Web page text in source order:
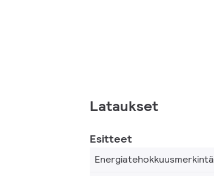
Lataukset
Esitteet
Energiatehokkuusmerkintä